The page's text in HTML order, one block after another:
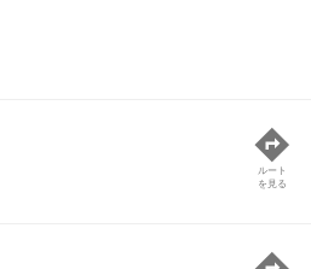
ルート
を見る